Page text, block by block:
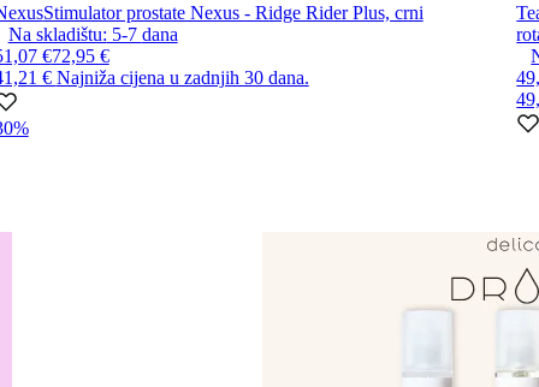
Stimulator prostate Nexus - Ridge Rider Plus, crni
Na skladištu: 5-7 dana
€72,95 €
€ Najniža cijena u zadnjih 30 dana.